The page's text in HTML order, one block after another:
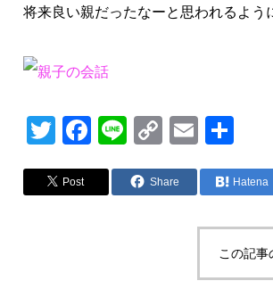
将来良い親だったなーと思われるよう
T
tt
F
c
Li
e
C
p
E
ail
Post Share Hatena
この記事